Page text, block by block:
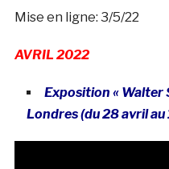
Mise en ligne: 3/5/22
AVRIL 2022
Exposition « Walter
Londres (du 28 avril